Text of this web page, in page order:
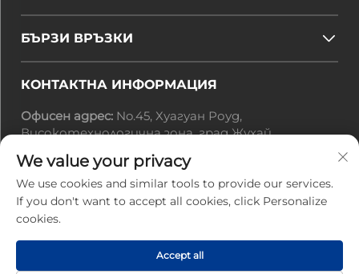
БЪРЗИ ВРЪЗКИ
КОНТАКТНА ИНФОРМАЦИЯ
Офисен адрес: No.45, Хуагуан Роуд,
Високотехнологична зона, град Жухай,
Имейл: [email protected]
Тел.: +86-0756-3616108
Всички права запазени © 2025 от Zhuhai Jiuyuan
Power Electronics Technology Co., Ltd. |
We value your privacy
We use cookies and similar tools to provide our services.
If you don't want to accept all cookies, click Personalize
cookies.
Accept all